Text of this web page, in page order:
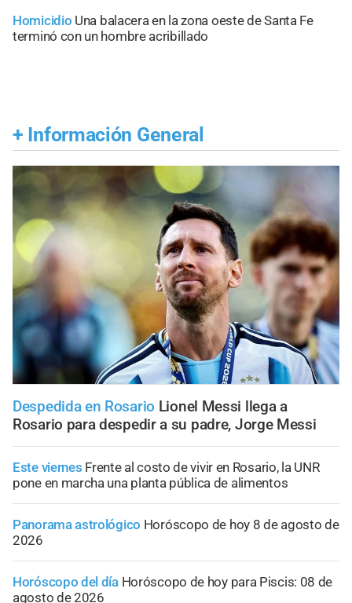
Homicidio Una balacera en la zona oeste de Santa Fe
terminó con un hombre acribillado
+ Información General
Despedida en Rosario Lionel Messi llega a
Rosario para despedir a su padre, Jorge Messi
Este viernes Frente al costo de vivir en Rosario, la UNR
pone en marcha una planta pública de alimentos
Panorama astrológico Horóscopo de hoy 8 de agosto de
2026
Horóscopo del día Horóscopo de hoy para Piscis: 08 de
agosto de 2026